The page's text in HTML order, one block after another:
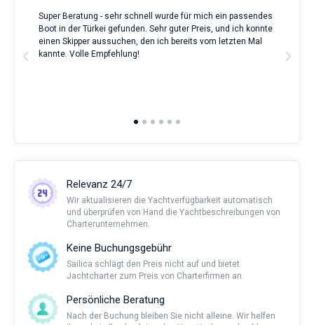
Super Beratung - sehr schnell wurde für mich ein passendes
Boot in der Türkei gefunden. Sehr guter Preis, und ich konnte
einen Skipper aussuchen, den ich bereits vom letzten Mal
kannte. Volle Empfehlung!
Relevanz 24/7
Wir aktualisieren die Yachtverfügbarkeit automatisch
und überprüfen von Hand die Yachtbeschreibungen von
Charterunternehmen.
Keine Buchungsgebühr
Sailica schlägt den Preis nicht auf und bietet
Jachtcharter zum Preis von Charterfirmen an.
Persönliche Beratung
Nach der Buchung bleiben Sie nicht alleine. Wir helfen